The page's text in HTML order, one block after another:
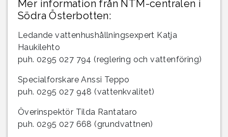
Mer information från NTM-centralen i
Södra Österbotten:
Ledande vattenhushållningsexpert Katja
Haukilehto
puh. 0295 027 794 (reglering och vattenföring)
Specialforskare Anssi Teppo
puh. 0295 027 948 (vattenkvalitet)
Överinspektör Tilda Rantataro
puh. 0295 027 668 (grundvattnen)